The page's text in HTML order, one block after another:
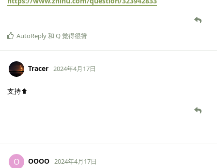
AutoReply和 Q觉得很赞
Tracer 2024年4月17日
支持⬆️
O OOOO 2024年4月17日